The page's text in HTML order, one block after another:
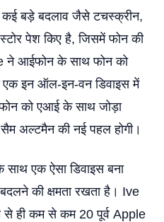
बड़े बदलाव जैसे टचस्क्रीन,
पेश किए है, जिसमें फोन की
ने आईफोन के साथ फोन को
इन ऑल-इन-वन डिवाइस में
को एआई के साथ जोड़ा
अल्टमैन की नई पहल होगी।
एक ऐसा डिवाइस बना
की क्षमता रखता है। Ive
ही कम से कम 20 पूर्व Apple